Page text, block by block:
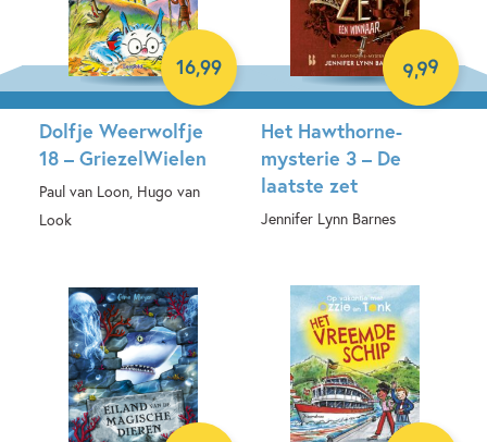
Dolfje Weerwolfje
18 – GriezelWielen
Paul van Loon, Hugo van
Look
16,99
Het Hawthorne-
mysterie 3 – De
laatste zet
Jennifer Lynn Barnes
9,99